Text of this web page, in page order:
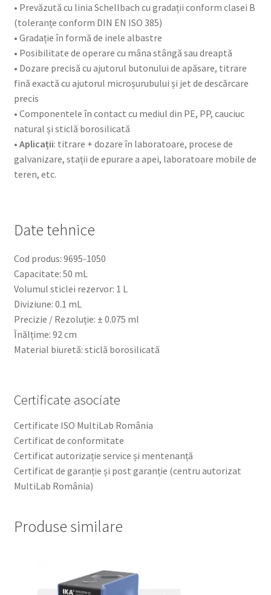
• Prevăzută cu linia Schellbach cu gradații conform clasei B
(toleranțe conform DIN EN ISO 385)
• Gradație în formă de inele albastre
• Posibilitate de operare cu mâna stângă sau dreaptă
• Dozare precisă cu ajutorul butonului de apăsare, titrare
fină exactă cu ajutorul microșurubului și jet de descărcare
precis
• Componentele în contact cu mediul din PE, PP, cauciuc
natural și sticlă borosilicată
• Aplicații: titrare + dozare în laboratoare, procese de
galvanizare, stații de epurare a apei, laboratoare mobile de
teren, etc.
Date tehnice
Cod produs: 9695-1050
Capacitate: 50 mL
Volumul sticlei rezervor: 1 L
Diviziune: 0.1 mL
Precizie / Rezoluție: ± 0.075 ml
Înălțime: 92 cm
Material biuretă: sticlă borosilicată
Certificate asociate
Certificate ISO MultiLab România
Certificat de conformitate
Certificat autorizație service și mentenanță
Certificat de garanție și post garanție (centru autorizat
MultiLab România)
Produse similare